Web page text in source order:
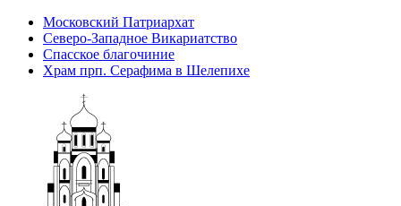
Московский Патриархат
Северо-Западное Викариатство
Спасское благочиние
Храм прп. Серафима в Шелепихе